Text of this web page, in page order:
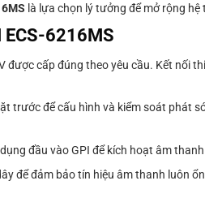
là lựa chọn lý tưởng để mở rộng
6216MS
được cấp đúng theo yêu cầu. Kết nối
trước để cấu hình và kiểm soát phát
đầu vào GPI để kích hoạt âm
để đảm bảo tín hiệu âm thanh luôn